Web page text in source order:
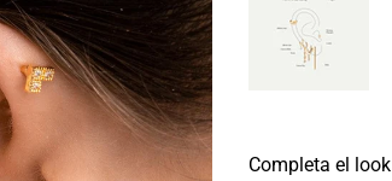
Completa el look